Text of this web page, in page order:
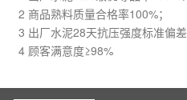
2 商品熟料质量合格率100%；
3 出厂水泥28天抗压强度标准偏差
4 顾客满意度≥98%